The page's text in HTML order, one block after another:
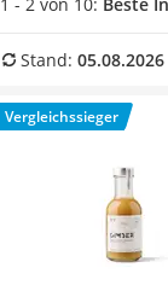
MCT-Öl
Erythrit
Müsli ohne
Produkttabelle
uns hier im
Ingwerkonzentrat
Stand: 05.08.2026
Vergleichssieger